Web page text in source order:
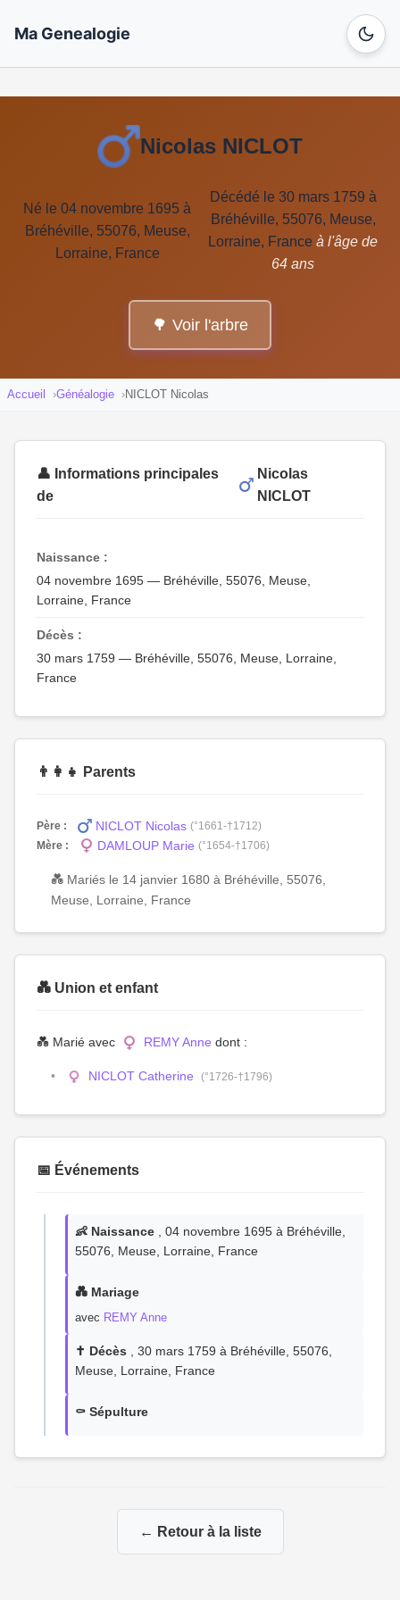
Ma Genealogie
Nicolas NICLOT
Né le 04 novembre 1695 à
Bréhéville, 55076, Meuse,
Lorraine, France
Décédé le 30 mars 1759 à
Bréhéville, 55076, Meuse,
Lorraine, France à l'âge de
64 ans
🌳 Voir l'arbre
Accueil Généalogie NICLOT Nicolas
👤 Informations principales
de
Nicolas
NICLOT
Naissance :
04 novembre 1695 — Bréhéville, 55076, Meuse,
Lorraine, France
Décès :
30 mars 1759 — Bréhéville, 55076, Meuse, Lorraine,
France
👨‍👩‍👧 Parents
Père : NICLOT Nicolas (°1661-†1712)
Mère :
DAMLOUP Marie (°1654-†1706)
💑 Mariés le 14 janvier 1680 à Bréhéville, 55076,
Meuse, Lorraine, France
💑 Union et enfant
💑 Marié avec REMY Anne dont :
NICLOT Catherine (°1726-†1796)
📅 Événements
👶 Naissance , 04 novembre 1695 à Bréhéville,
55076, Meuse, Lorraine, France
💑 Mariage
avec REMY Anne
✝️ Décès , 30 mars 1759 à Bréhéville, 55076,
Meuse, Lorraine, France
⚰️ Sépulture
← Retour à la liste